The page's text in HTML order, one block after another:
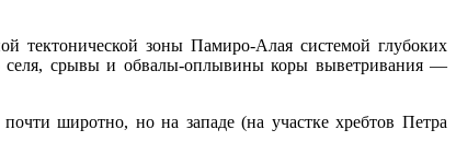
тектонической зоны Памиро-Алая системой глубоких
селя, срывы и обвалы-оплывины коры выветривания —
широтно, но на западе (на участке хребтов Петра